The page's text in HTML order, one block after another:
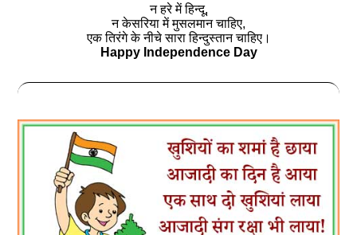
न हरे में हिन्दू,
न केसरिया में मुसलमान चाहिए,
एक तिरंगे के नीचे सारा हिन्दुस्तान चाहिए।
Happy Independence Day